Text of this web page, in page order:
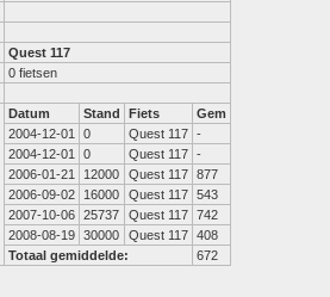
Quest 117
0 fietsen
Datum Stand Fiets
Gem
2004-12-01
0 Quest 117 -
2004-12-01
0 Quest 117 -
2006-01-21
12000 Quest 117 877
2006-09-02
16000 Quest 117 543
2007-10-06 25737 Quest 117 742
2008-08-19 30000 Quest 117 408
Totaal gemiddelde:
672